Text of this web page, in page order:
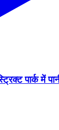
पार्क में